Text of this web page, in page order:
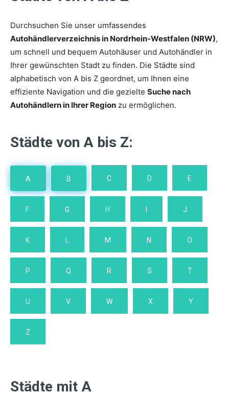
Durchsuchen Sie unser umfassendes
Autohändlerverzeichnis in Nordrhein-Westfalen (NRW),
um schnell und bequem Autohäuser und Autohändler in
Ihrer gewünschten Stadt zu finden. Die Städte sind
alphabetisch von A bis Z geordnet, um Ihnen eine
effiziente Navigation und die gezielte Suche nach
Autohändlern in Ihrer Region zu ermöglichen.
Städte von A bis Z:
A B C D E
F G H J
K L M N O
P Q R S T
U V W X Y
Z
Städte mit A